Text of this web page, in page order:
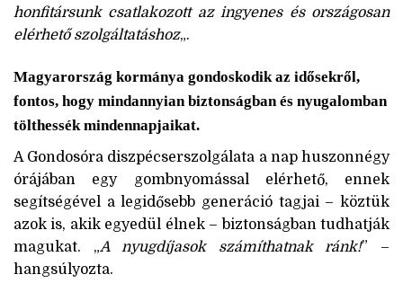
honfitársunk csatlakozott az ingyenes és országosan
elérhető szolgáltatáshoz„.
Magyarország kormánya gondoskodik az idősekről,
fontos, hogy mindannyian biztonságban és nyugalomban
tölthessék mindennapjaikat.
A Gondosóra diszpécserszolgálata a nap huszonnégy
órájában egy gombnyomással elérhető, ennek
segítségével a legidősebb generáció tagjai – köztük
azok is, akik egyedül élnek – biztonságban tudhatják
magukat. „A nyugdíjasok számíthatnak ránk!” –
hangsúlyozta.